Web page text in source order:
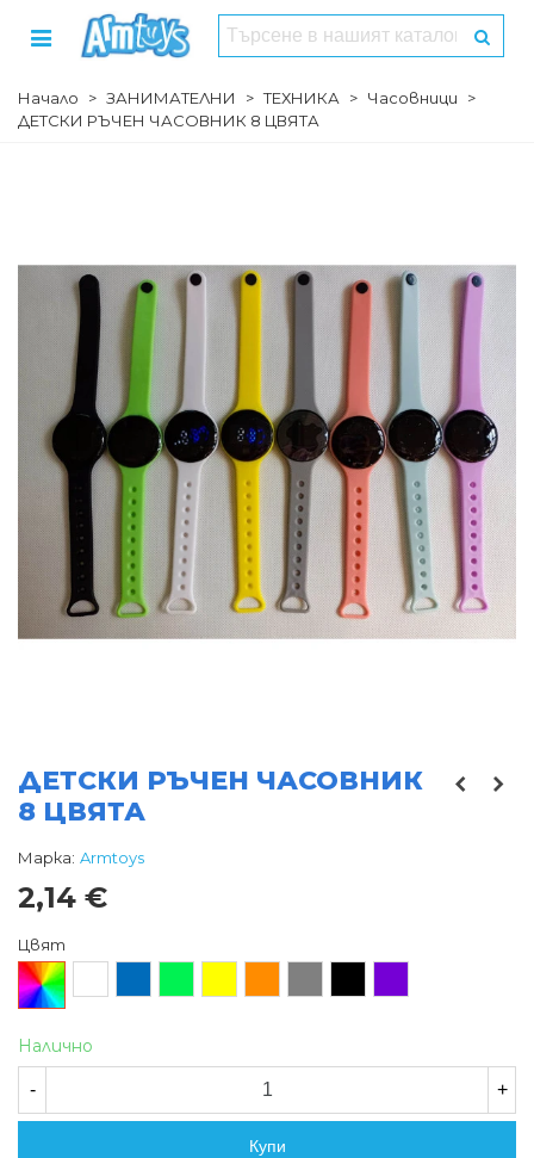
Начало > ЗАНИМАТЕЛНИ > ТЕХНИКА > Часовници
>
ДЕТСКИ РЪЧЕН ЧАСОВНИК 8 ЦВЯТА
ДЕТСКИ РЪЧЕН ЧАСОВНИК
8 ЦВЯТА
Марка: Armtoys
2,14 €
Цвят
Произволен/
микс
Налично
- +
Купи